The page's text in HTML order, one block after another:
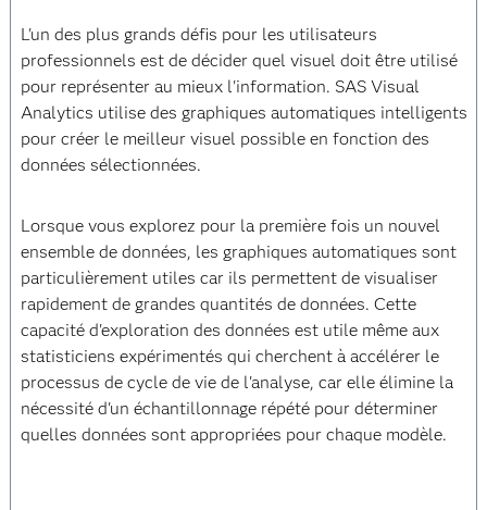
L'un des plus grands défis pour les utilisateurs
professionnels est de décider quel visuel doit être utilisé
pour représenter au mieux l'information. SAS Visual
Analytics utilise des graphiques automatiques intelligents
pour créer le meilleur visuel possible en fonction des
données sélectionnées.
Lorsque vous explorez pour la première fois un nouvel
ensemble de données, les graphiques automatiques sont
particulièrement utiles car ils permettent de visualiser
rapidement de grandes quantités de données. Cette
capacité d'exploration des données est utile même aux
statisticiens expérimentés qui cherchent à accélérer le
processus de cycle de vie de l'analyse, car elle élimine la
nécessité d'un échantillonnage répété pour déterminer
quelles données sont appropriées pour chaque modèle.